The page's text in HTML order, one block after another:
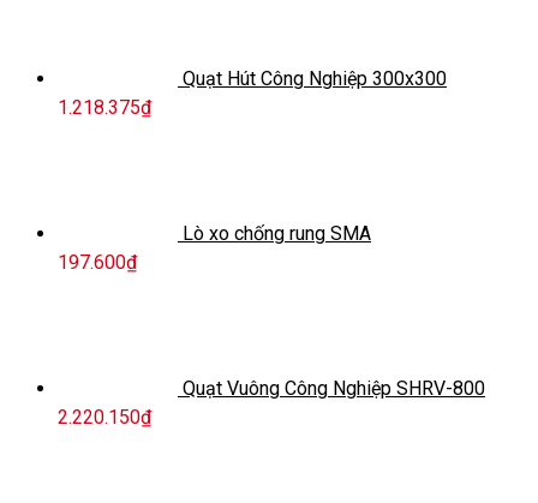
Quạt Hút Công Nghiệp 300x300
1.218.375₫
Lò xo chống rung SMA
197.600₫
Quạt Vuông Công Nghiệp SHRV-800
2.220.150₫